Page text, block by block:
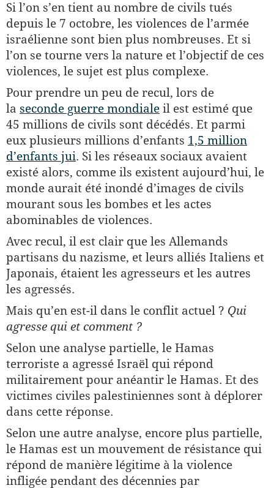
Si l’on s’en tient au nombre de civils tués
depuis le 7 octobre, les violences de l’armée
israélienne sont bien plus nombreuses. Et si
l’on se tourne vers la nature et l’objectif de ces
violences, le sujet est plus complexe.
Pour prendre un peu de recul, lors de
la seconde guerre mondiale il est estimé que
45 millions de civils sont décédés. Et parmi
eux plusieurs millions d’enfants 1,5 million
d’enfants jui. Si les réseaux sociaux avaient
existé alors, comme ils existent aujourd’hui, le
monde aurait été inondé d’images de civils
mourant sous les bombes et les actes
abominables de violences.
Avec recul, il est clair que les Allemands
partisans du nazisme, et leurs alliés Italiens et
Japonais, étaient les agresseurs et les autres
les agressés.
Mais qu’en est-il dans le conflit actuel ? Qui
agresse qui et comment ?
Selon une analyse partielle, le Hamas
terroriste a agressé Israël qui répond
militairement pour anéantir le Hamas. Et des
victimes civiles palestiniennes sont à déplorer
dans cette réponse.
Selon une autre analyse, encore plus partielle,
le Hamas est un mouvement de résistance qui
répond de manière légitime à la violence
infligée pendant des décennies par